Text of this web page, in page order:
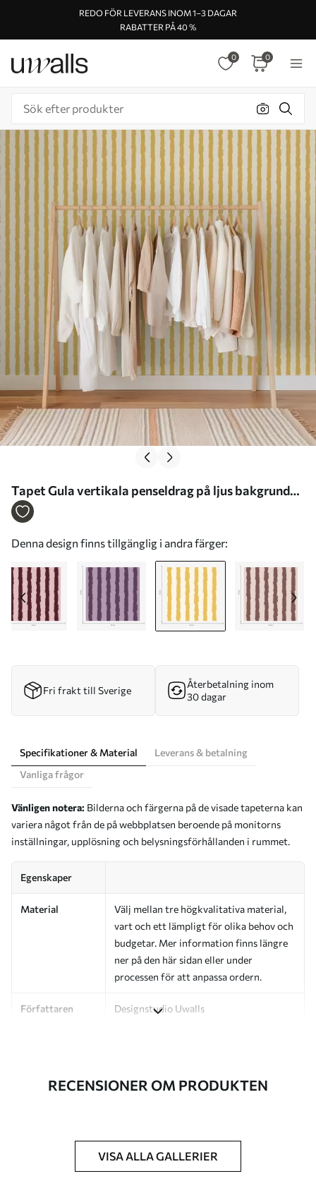
REDO FÖR LEVERANS INOM 1–3 DAGAR
RABATTER PÅ 40 %
0 0
Tapet Gula vertikala penseldrag på ljus bakgrund
Nr. a01191v4
Denna design finns tillgänglig i andra färger:
Fri frakt till Sverige
Återbetalning inom
30 dagar
Specifikationer & Material
Leverans & betalning
Vanliga frågor
Vänligen notera: Bilderna och färgerna på de visade tapeterna kan
variera något från de på webbplatsen beroende på monitorns
inställningar, upplösning och belysningsförhållanden i rummet.
Egenskaper
Material
Välj mellan tre högkvalitativa material,
vart och ett lämpligt för olika behov och
budgetar. Mer information finns längre
ner på den här sidan eller under
processen för att anpassa ordern.
Författaren Designstudio Uwalls
Du kan lägga till ett lackskikt och/eller
RECENSIONER OM PRODUKTEN
VISA ALLA GALLERIER